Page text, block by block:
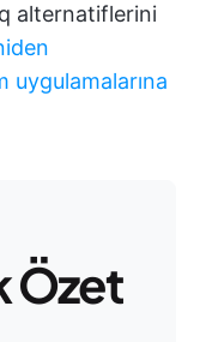
alternatiflerini
uygulamalarına
Özet